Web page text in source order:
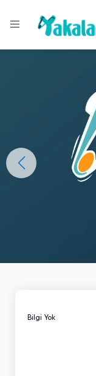
Bilgi Yok